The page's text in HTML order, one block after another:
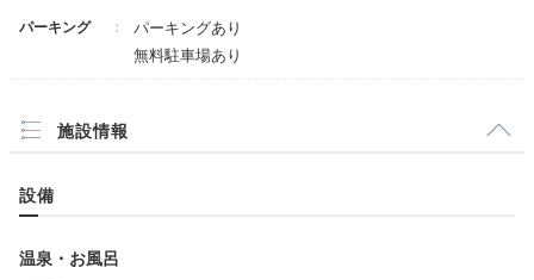
おすすめの点は、ラウンジのフリードリンクです。大浴
場には無料アイスクリームもあります。
Dinner
18:00
パーキング
パーキングあり
無料駐車場あり
施設情報
設備
温泉・お風呂